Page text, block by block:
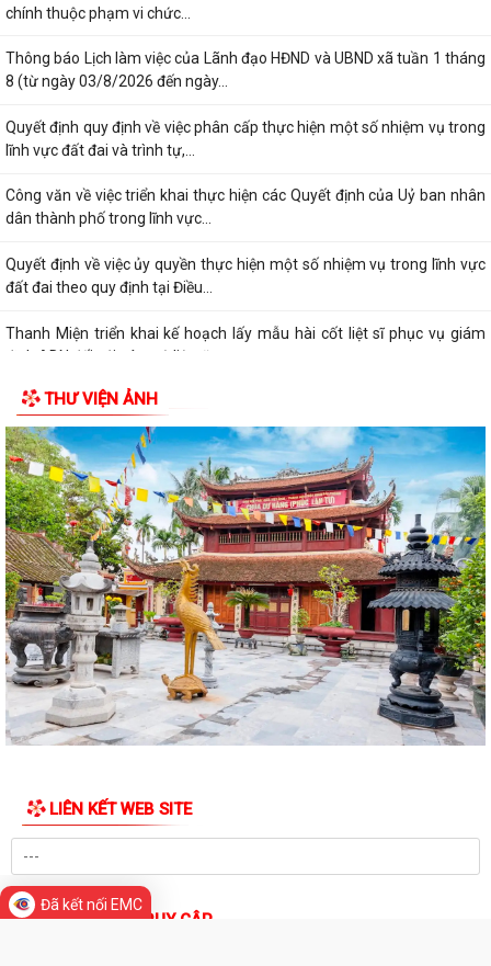
chính thuộc phạm vi chức...
Thông báo Lịch làm việc của Lãnh đạo HĐND và UBND xã tuần 1 tháng
8 (từ ngày 03/8/2026 đến ngày...
Quyết định quy định về việc phân cấp thực hiện một số nhiệm vụ trong
lĩnh vực đất đai và trình tự,...
Công văn về việc triển khai thực hiện các Quyết định của Uỷ ban nhân
dân thành phố trong lĩnh vực...
Quyết định về việc ủy quyền thực hiện một số nhiệm vụ trong lĩnh vực
đất đai theo quy định tại Điều...
Thanh Miện triển khai kế hoạch lấy mẫu hài cốt liệt sĩ phục vụ giám
định ADN đối với các mộ liệt sĩ...
Thanh Miện công bố các quyết định kiện toàn chi ủy, chi bộ thôn và
công tác cán bộ
Nghị quyết Quy định số lượng người hoạt động không chuyên trách ở
thôn hưởng phụ cấp từ ngân sách...
Hội đồng nhân dân xã Thanh Miện khóa II tổ chức thành công kỳ họp
thứ 5 (kỳ họp thường lệ giữa năm...
Nghị quyết Quy định nội dung chi, mức chi kinh phí bảo đảm cho công
tác xây dựng văn bản quy phạm...
Thông báo về việc thay đổi thời gian tiếp công dân của đồng chí Bí thư
Đảng ủy tháng 7 năm 2026
Thông báo về việc mời ký kết hợp đồng dịch vụ với cá nhân thực hiện
Thông báo về việc niêm yết công khai danh mục thủ tục hành chính
được sửa đổi, bổ sung thuộc phạm...
Xã Thanh Miện tổ chức trọng thể Lễ dâng hương, thắp nến tri ân các
Anh hùng liệt sĩ nhân kỷ niệm 79...
THƯ VIỆN ẢNH
LIÊN KẾT WEB SITE
THỐNG KÊ TRUY CẬP
Đã kết nối EMC